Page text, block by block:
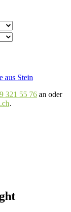
aus Stein
321 55 76 an oder
.